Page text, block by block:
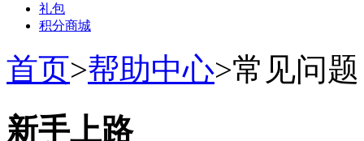
礼包
积分商城
首页>帮助中心>常见问题
新手上路